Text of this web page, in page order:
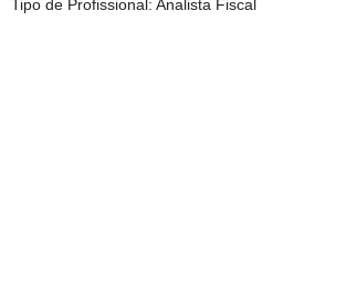
Tipo de Profissional: Analista Fiscal